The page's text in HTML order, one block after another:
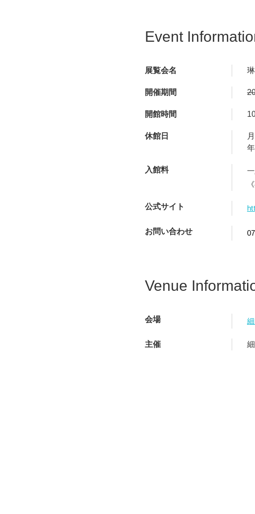
Event
展覧会名
開催期間
開館時間
休館日
入館料
公式サイト
お問い合わせ
Venue
会場
主催